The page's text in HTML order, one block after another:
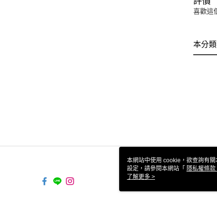
喜歡這
本分
本網站中使用 cookie，欲查詢有
設定，請參閱本網站「 隱私權條款
使用 cookie。
了解更多 >